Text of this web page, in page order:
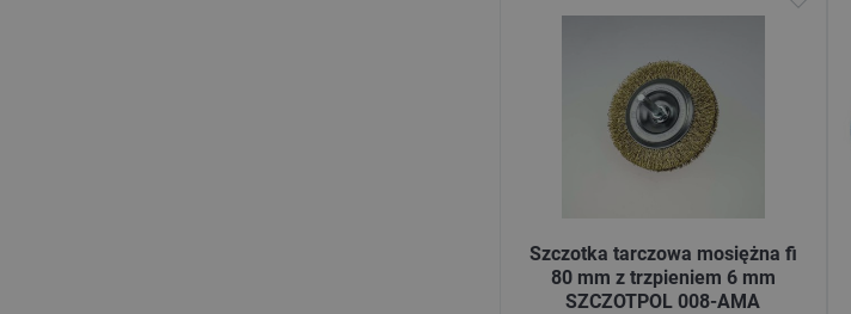
Szczotka tarczowa mosiężna fi
80 mm z trzpieniem 6 mm
SZCZOTPOL 008-AMA